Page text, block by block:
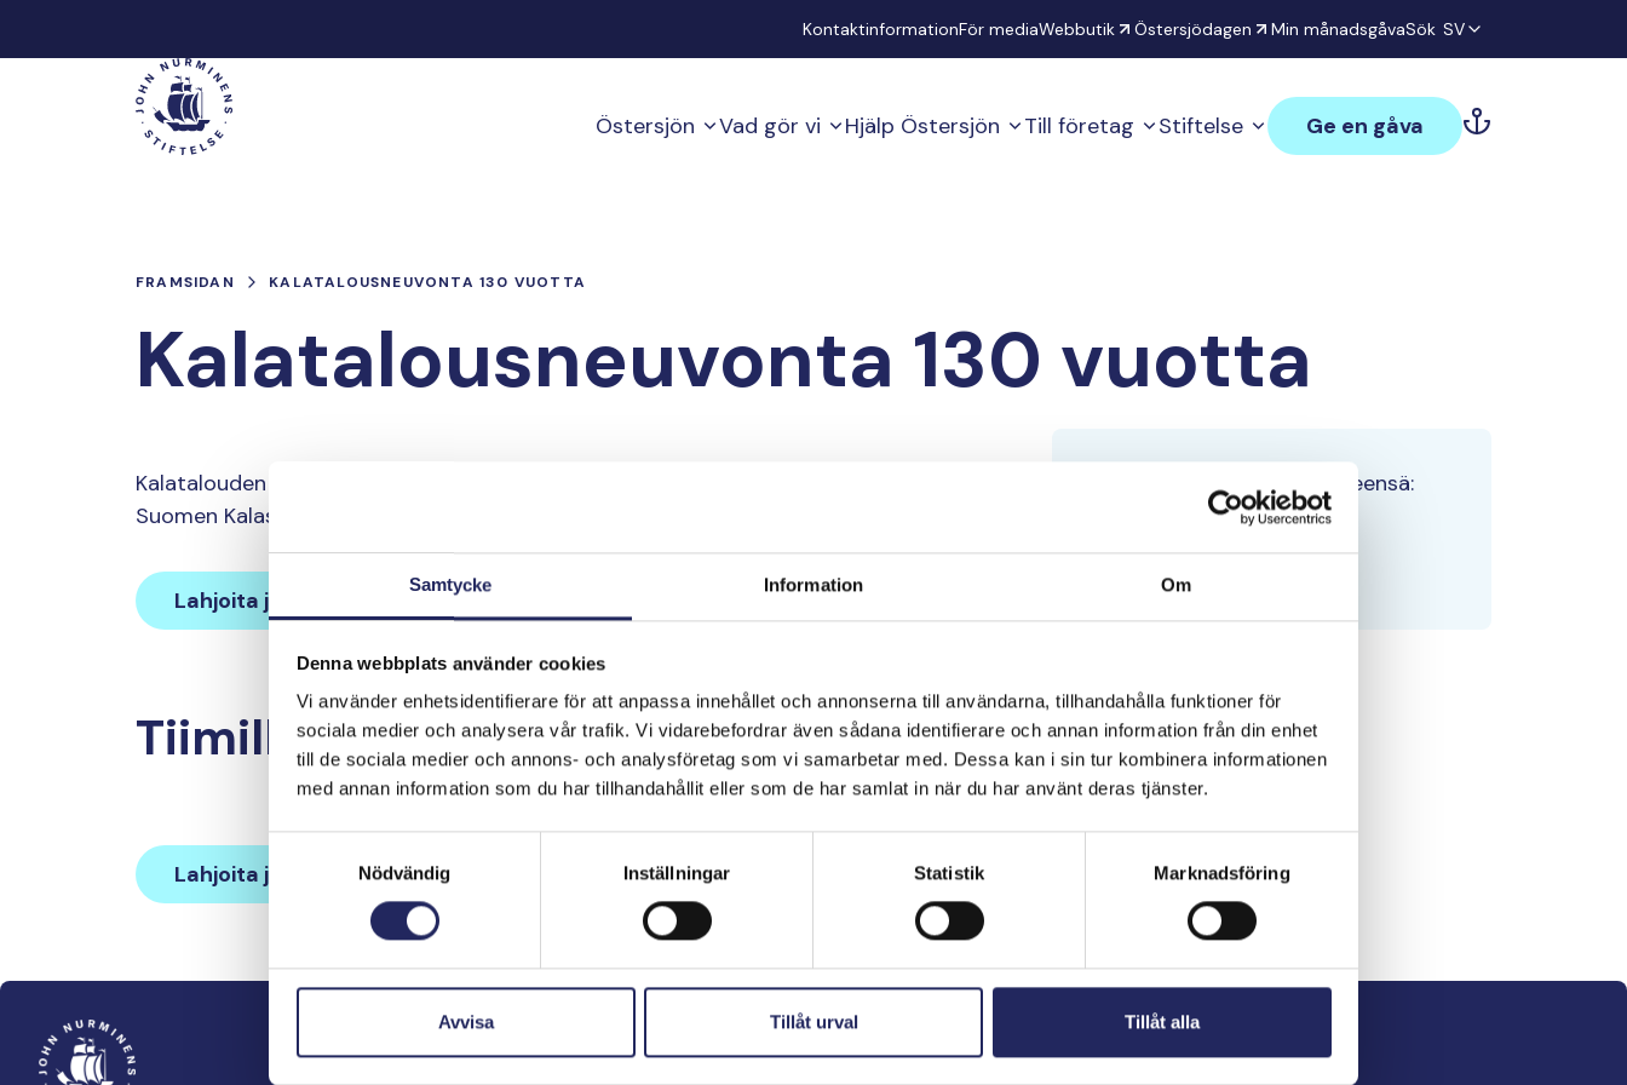
Samtycke Information Om
Denna webbplats använder cookies
Vi använder enhetsidentifierare för att anpassa innehållet och annonserna till användarna, tillhandahålla funktioner för
sociala medier och analysera vår trafik. Vi vidarebefordrar även sådana identifierare och annan information från din enhet
till de sociala medier och annons- och analysföretag som vi samarbetar med. Dessa kan i sin tur kombinera informationen
med annan information som du har tillhandahållit eller som de har samlat in när du har använt deras tjänster.
Samtyckesval
Nödvändig
Inställningar Statistik Marknadsföring
Avvisa Tillåt urval Tillåt alla
KontaktinformationFör mediaWebbutik Östersjödagen Min månadsgåvaSök SV
Main Östersjön Vad gör vi Hjälp Östersjön Till företag Stiftelse Ge en gåva
FRAMSIDAN KALATALOUSNEUVONTA 130 VUOTTA
Kalatalousneuvonta 130 vuotta
Kalatalouden Keskusliitto jäsenjärjestöineen jatkaa nykyään vuonna 1891 perustetun
Suomen Kalastusyhdistyksen aloittamaa kalatalousneuvontaa.
Lahjoita ja liity tähän tiimiin
Tiimin lahjoitukset yhteensä:
Tiimille tehdyt lahjoitukset
Lahjoita ja liity tähän tiimiin